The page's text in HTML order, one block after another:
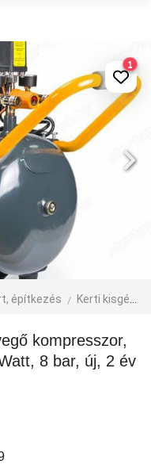
építkezés Kerti kisgép, szerszám
1
8 bar, új, 2 év